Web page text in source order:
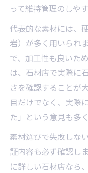
って維持管理のしや
代表的な素材には、
岩）が多く用いられ
で、加工性も良いた
は、石材店で実際に
さを確認することが
目だけでなく、実際
た」という意見も多
素材選びで失敗しな
証内容も必ず確認し
に詳しい石材店なら